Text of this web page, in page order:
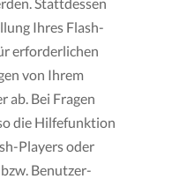
Ihres Flash-
erforderlichen
von Ihrem
ab. Bei Fragen
die Hilfefunktion
Players oder
Benutzer-